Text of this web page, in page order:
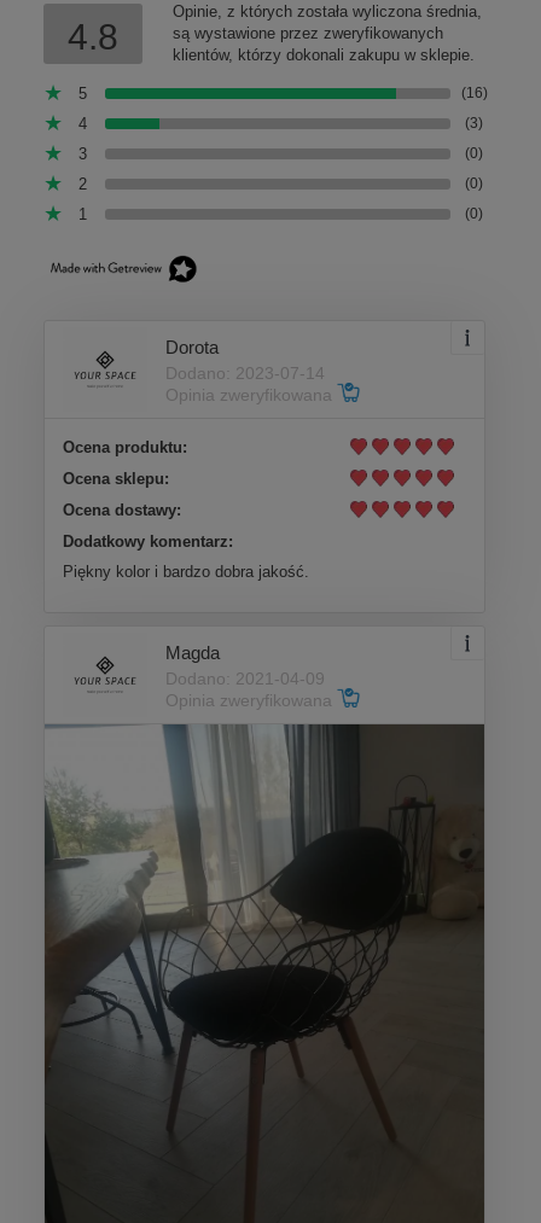
4.8
Opinie, z których została wyliczona średnia,
są wystawione przez zweryfikowanych
klientów, którzy dokonali zakupu w sklepie.
5 (16)
4 (3)
3 (0)
2 (0)
1 (0)
Dorota
Dodano: 2023-07-14
Opinia zweryfikowana
Ocena produktu:
Ocena sklepu:
Ocena dostawy:
Dodatkowy komentarz:
Piękny kolor i bardzo dobra jakość.
Magda
Dodano: 2021-04-09
Opinia zweryfikowana